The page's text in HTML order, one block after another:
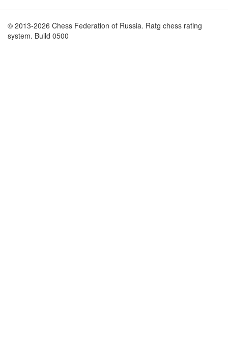
© 2013-2026 Chess Federation of Russia. Ratg chess rating
system. Build 0500